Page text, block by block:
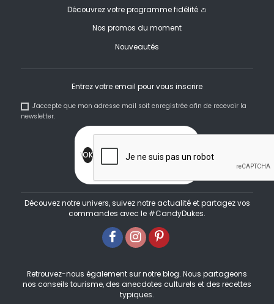
Découvrez votre programme fidélité 👛
Nos promos du moment
Nouveautés
Entrez votre email pour vous inscrire
J'accepte que mon adresse mail soit enregistrée afin de recevoir la
newsletter.
Découvez notre univers, suivez notre actualité et partagez vos
commandes avec le #CandyDukes.
Retrouvez-nous également sur notre blog. Nous partageons
nos conseils tourisme, des anecdotes culturels et des recettes
typiques.